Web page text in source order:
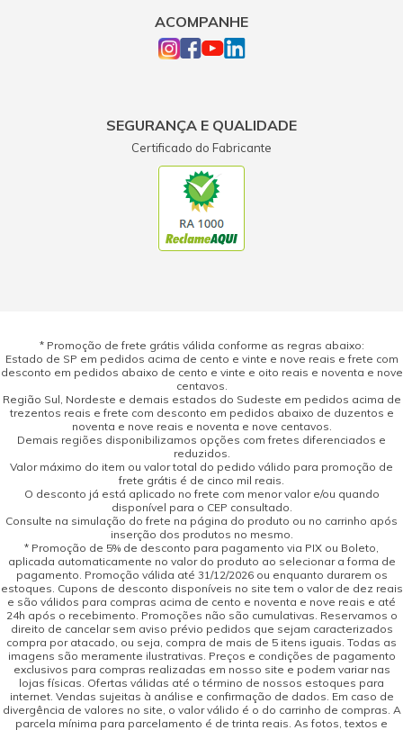
ACOMPANHE
SEGURANÇA E QUALIDADE
Certificado do Fabricante
* Promoção de frete grátis válida conforme as regras abaixo:
Estado de SP em pedidos acima de cento e vinte e nove reais e frete com
desconto em pedidos abaixo de cento e vinte e oito reais e noventa e nove
centavos.
Região Sul, Nordeste e demais estados do Sudeste em pedidos acima de
trezentos reais e frete com desconto em pedidos abaixo de duzentos e
noventa e nove reais e noventa e nove centavos.
Demais regiões disponibilizamos opções com fretes diferenciados e
reduzidos.
Valor máximo do item ou valor total do pedido válido para promoção de
frete grátis é de cinco mil reais.
O desconto já está aplicado no frete com menor valor e/ou quando
disponível para o CEP consultado.
Consulte na simulação do frete na página do produto ou no carrinho após
inserção dos produtos no mesmo.
* Promoção de 5% de desconto para pagamento via PIX ou Boleto,
aplicada automaticamente no valor do produto ao selecionar a forma de
pagamento. Promoção válida até 31/12/2026 ou enquanto durarem os
estoques. Cupons de desconto disponíveis no site tem o valor de dez reais
e são válidos para compras acima de cento e noventa e nove reais e até
24h após o recebimento. Promoções não são cumulativas. Reservamos o
direito de cancelar sem aviso prévio pedidos que sejam caracterizados
compra por atacado, ou seja, compra de mais de 5 itens iguais. Todas as
imagens são meramente ilustrativas. Preços e condições de pagamento
exclusivos para compras realizadas em nosso site e podem variar nas
lojas físicas. Ofertas válidas até o término de nossos estoques para
internet. Vendas sujeitas à análise e confirmação de dados. Em caso de
divergência de valores no site, o valor válido é o do carrinho de compras. A
parcela mínima para parcelamento é de trinta reais. As fotos, textos e